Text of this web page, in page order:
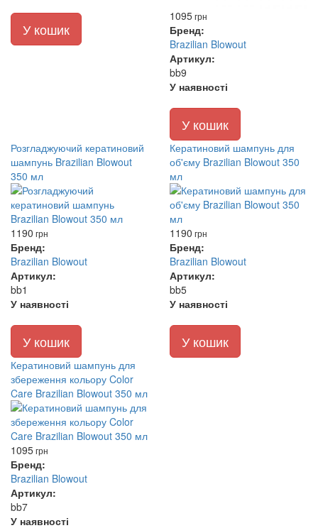
У кошик
1095грн
Бренд:
Brazilian Blowout
Артикул:
bb9
У наявності
У кошик
Розгладжуючий кератиновий
шампунь Brazilian Blowout
350 мл
1190 грн
Бренд:
Brazilian Blowout
Артикул:
bb1
У наявності
У кошик
Кератиновий шампунь для
об'єму Brazilian Blowout 350
мл
1190 грн
Бренд:
Brazilian Blowout
Артикул:
bb5
У наявності
У кошик
Кератиновий шампунь для
збереження кольору Color
Care Brazilian Blowout 350 мл
1095грн
Бренд:
Brazilian Blowout
Артикул:
bb7
У наявності